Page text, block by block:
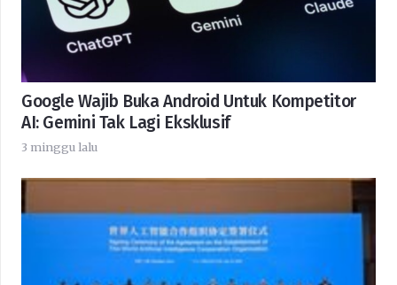
Google Wajib Buka Android Untuk Kompetitor
AI: Gemini Tak Lagi Eksklusif
3 minggu lalu